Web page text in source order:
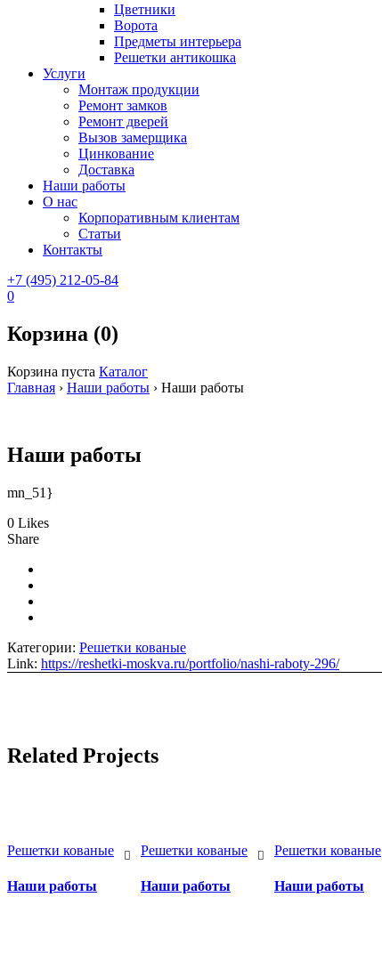
Цветники
Ворота
Предметы интерьера
Решетки антикошка
Услуги
Монтаж продукции
Ремонт замков
Ремонт дверей
Вызов замерщика
Цинкование
Доставка
Наши работы
О нас
Корпоративным клиентам
Статьи
Контакты
+7 (495) 212-05-84
0
Корзина (0)
Корзина пуста Каталог
Главная › Наши работы › Наши работы
Наши работы
mn_51}
0 Likes
Share
Категории: Решетки кованые
Link: https://reshetki-moskva.ru/portfolio/nashi-raboty-296/
Related Projects
Решетки кованые
Наши работы
Решетки кованые
Наши работы
Решетки кованые
Наши работы